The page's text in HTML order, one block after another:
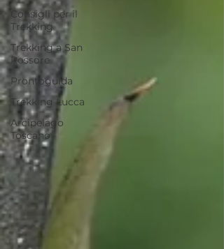
Consigli per il
Trekking
Trekking a San
Rossore
Prontoguida
Trekking Lucca
Arcipelago
Toscano